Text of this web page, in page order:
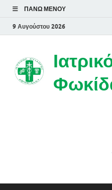
ΠΆΝΩ ΜΕΝΟΎ
9 Αυγούστου 2026